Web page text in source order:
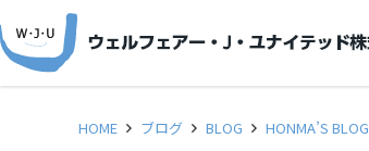
HOME ブログ BLOG HONMA’S BLOG